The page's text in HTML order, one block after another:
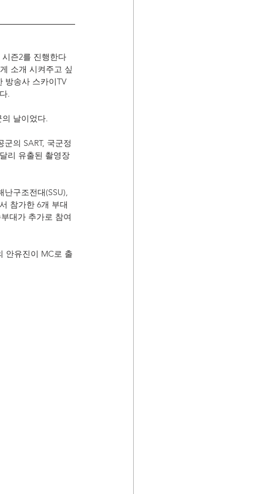
즌2를 진행한다
소개 시켜주고 싶
방송사 스카이TV
.
날이었다.
의 SART, 국군정
리 유출된 촬영장
구조전대(SSU),
참가한 6개 부대
대가 추가로 참여
안유진이 MC로 출